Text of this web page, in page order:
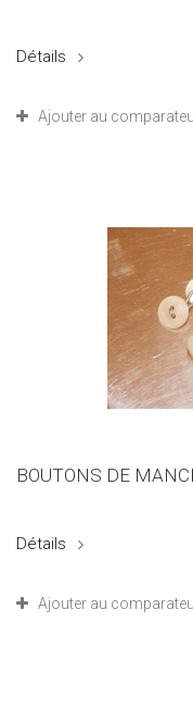
Détails
Ajouter au
BOUTONS DE
Détails
Ajouter au